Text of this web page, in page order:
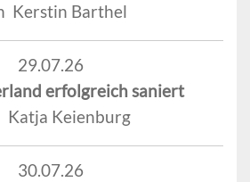
Kerstin Barthel
29.07.26
erfolgreich saniert
Katja Keienburg
30.07.26